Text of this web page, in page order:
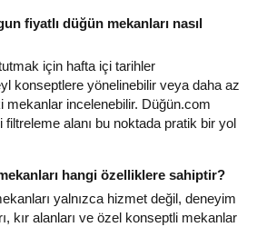
fiyatlı düğün mekanları nasıl
için hafta içi tarihler
konseptlere yönelinebilir veya daha az
mekanlar incelenebilir. Düğün.com
filtreleme alanı bu noktada pratik bir yol
hangi özelliklere sahiptir?
yalnızca hizmet değil, deneyim
kır alanları ve özel konseptli mekanlar